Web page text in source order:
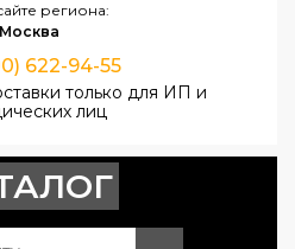
региона:
Москва
622-94-55
только для ИП и
лиц